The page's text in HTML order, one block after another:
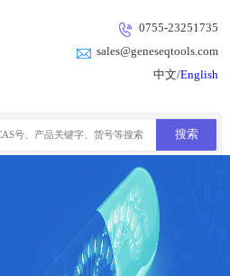
0755-23251735
sales@geneseqtools.com
中文/English